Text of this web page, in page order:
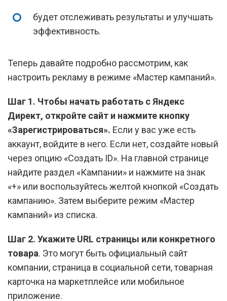
будет отслеживать результаты и улучшать
эффективность.
Теперь давайте подробно рассмотрим, как
настроить рекламу в режиме «Мастер кампаний».
Шаг 1. Чтобы начать работать с Яндекс
Директ, откройте сайт и нажмите кнопку
«Зарегистрироваться». Если у вас уже есть
аккаунт, войдите в него. Если нет, создайте новый
через опцию «Создать ID». На главной странице
найдите раздел «Кампании» и нажмите на знак
«+» или воспользуйтесь желтой кнопкой «Создать
кампанию». Затем выберите режим «Мастер
кампаний» из списка.
Шаг 2. Укажите URL страницы или конкретного
товара. Это могут быть официальный сайт
компании, страница в социальной сети, товарная
карточка на маркетплейсе или мобильное
приложение.